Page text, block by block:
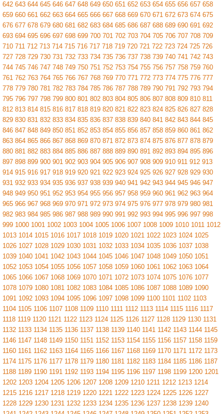
642 643 644 645 646 647 648 649 650 651 652 653 654 655 656 657 658
659 660 661 662 663 664 665 666 667 668 669 670 671 672 673 674 675
676 677 678 679 680 681 682 683 684 685 686 687 688 689 690 691 692
693 694 695 696 697 698 699 700 701 702 703 704 705 706 707 708 709
710 711 712 713 714 715 716 717 718 719 720 721 722 723 724 725 726
727 728 729 730 731 732 733 734 735 736 737 738 739 740 741 742 743
744 745 746 747 748 749 750 751 752 753 754 755 756 757 758 759 760
761 762 763 764 765 766 767 768 769 770 771 772 773 774 775 776 777
778 779 780 781 782 783 784 785 786 787 788 789 790 791 792 793 794
795 796 797 798 799 800 801 802 803 804 805 806 807 808 809 810 811
812 813 814 815 816 817 818 819 820 821 822 823 824 825 826 827 828
829 830 831 832 833 834 835 836 837 838 839 840 841 842 843 844 845
846 847 848 849 850 851 852 853 854 855 856 857 858 859 860 861 862
863 864 865 866 867 868 869 870 871 872 873 874 875 876 877 878 879
880 881 882 883 884 885 886 887 888 889 890 891 892 893 894 895 896
897 898 899 900 901 902 903 904 905 906 907 908 909 910 911 912 913
914 915 916 917 918 919 920 921 922 923 924 925 926 927 928 929 930
931 932 933 934 935 936 937 938 939 940 941 942 943 944 945 946 947
948 949 950 951 952 953 954 955 956 957 958 959 960 961 962 963 964
965 966 967 968 969 970 971 972 973 974 975 976 977 978 979 980 981
982 983 984 985 986 987 988 989 990 991 992 993 994 995 996 997 998
999 1000 1001 1002 1003 1004 1005 1006 1007 1008 1009 1010 1011 1012
1013 1014 1015 1016 1017 1018 1019 1020 1021 1022 1023 1024 1025
1026 1027 1028 1029 1030 1031 1032 1033 1034 1035 1036 1037 1038
1039 1040 1041 1042 1043 1044 1045 1046 1047 1048 1049 1050 1051
1052 1053 1054 1055 1056 1057 1058 1059 1060 1061 1062 1063 1064
1065 1066 1067 1068 1069 1070 1071 1072 1073 1074 1075 1076 1077
1078 1079 1080 1081 1082 1083 1084 1085 1086 1087 1088 1089 1090
1091 1092 1093 1094 1095 1096 1097 1098 1099 1100 1101 1102 1103
1104 1105 1106 1107 1108 1109 1110 1111 1112 1113 1114 1115 1116 1117
1118 1119 1120 1121 1122 1123 1124 1125 1126 1127 1128 1129 1130 1131
1132 1133 1134 1135 1136 1137 1138 1139 1140 1141 1142 1143 1144 1145
1146 1147 1148 1149 1150 1151 1152 1153 1154 1155 1156 1157 1158 1159
1160 1161 1162 1163 1164 1165 1166 1167 1168 1169 1170 1171 1172 1173
1174 1175 1176 1177 1178 1179 1180 1181 1182 1183 1184 1185 1186 1187
1188 1189 1190 1191 1192 1193 1194 1195 1196 1197 1198 1199 1200 1201
1202 1203 1204 1205 1206 1207 1208 1209 1210 1211 1212 1213 1214
1215 1216 1217 1218 1219 1220 1221 1222 1223 1224 1225 1226 1227
1228 1229 1230 1231 1232 1233 1234 1235 1236 1237 1238 1239 1240